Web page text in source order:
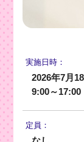
実施日時：
2026年7月
9:00～17:00
定員：